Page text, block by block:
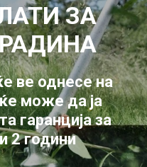
ЗА
ве однесе на
може да ја
гаранција за
2 години